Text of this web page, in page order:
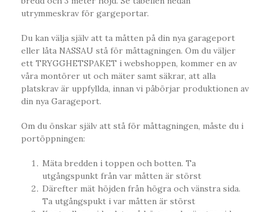
utrymmeskrav för gargeportar.
Du kan välja själv att ta måtten på din nya garageport
eller låta NASSAU stå för måttagningen. Om du väljer
ett TRYGGHETSPAKET i webshoppen, kommer en av
våra montörer ut och mäter samt säkrar, att alla
platskrav är uppfyllda, innan vi påbörjar produktionen av
din nya Garageport.
Om du önskar själv att stå för måttagningen, måste du i
portöppningen:
Mäta bredden i toppen och botten. Ta
utgångspunkt från var måtten är störst
Därefter mät höjden från högra och vänstra sida.
Ta utgångspukt i var måtten är störst